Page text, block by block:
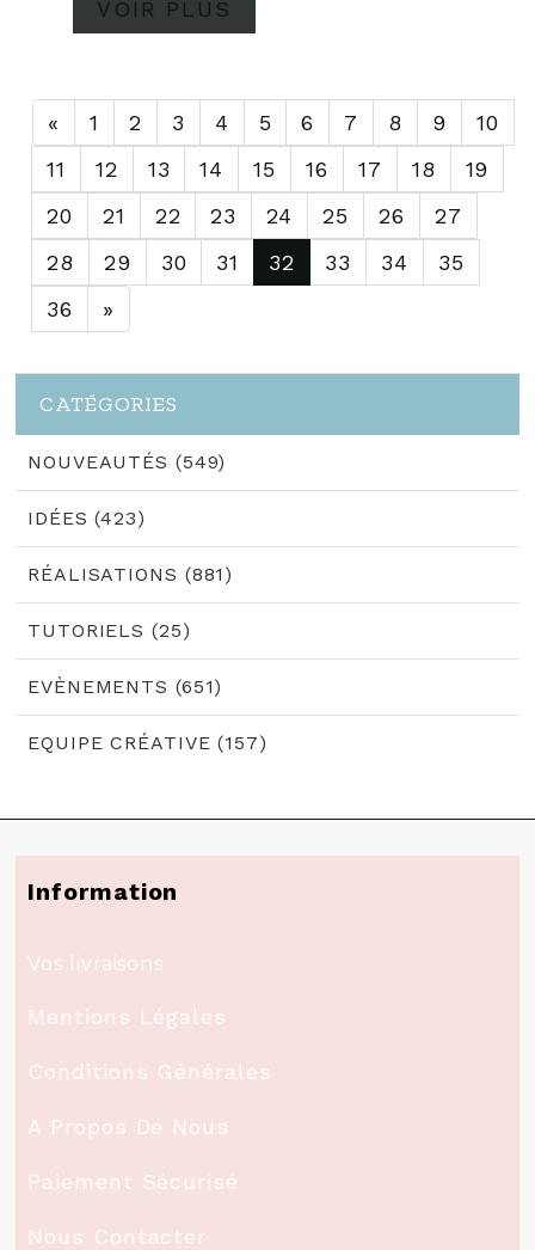
du vert inspiré du badge
VOIR PLUS
« 1 2 3 4 5 6 7 8 9
10
11
12 13 14 15 16 17 18
19
20
21 22 23 24 25 26
27
28
29 30 31 32 33 34
35
36
»
CATÉGORIES
NOUVEAUTÉS (549)
IDÉES (423)
RÉALISATIONS (881)
TUTORIELS (25)
EVÈNEMENTS (651)
EQUIPE CRÉATIVE (157)
Information
Vos livraisons
Mentions Légales
Conditions Générales
A Propos De Nous
Paiement Sécurisé
Nous Contacter